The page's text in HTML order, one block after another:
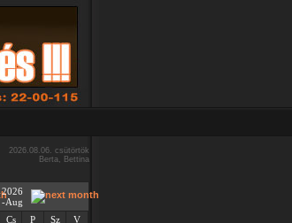
2026.08.06. csütörtök
Berta, Bettina
2026
-Aug
Cs P Sz
V